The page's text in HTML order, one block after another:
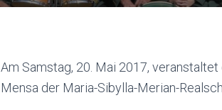
Am Samstag, 20. Mai 2017,
Mensa der Maria-Sibylla-Merian-